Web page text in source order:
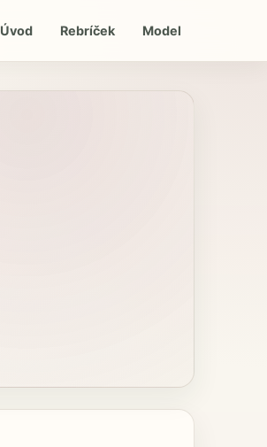
Úvod Rebríček Model